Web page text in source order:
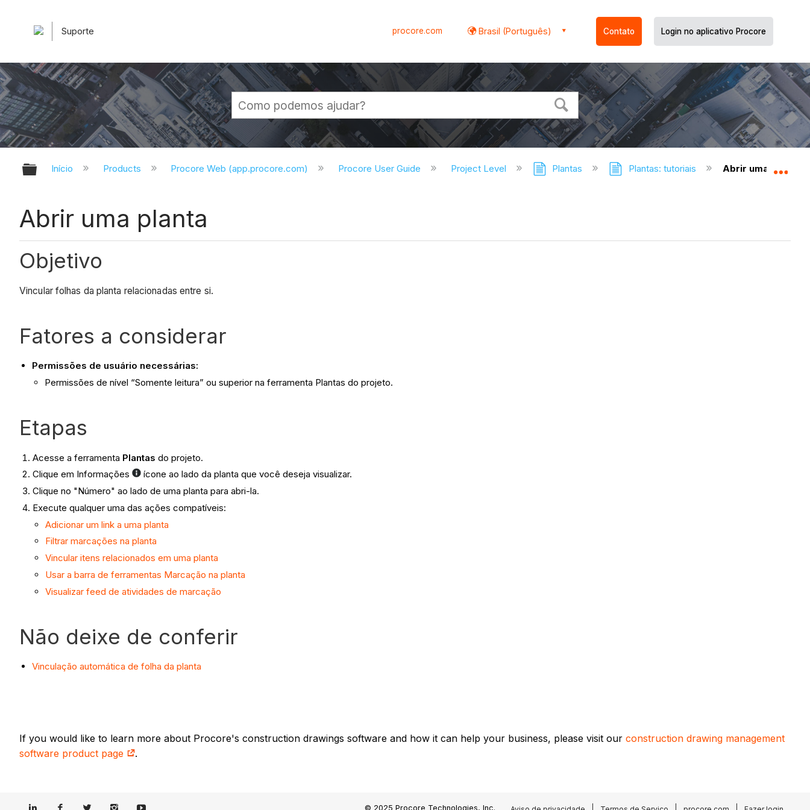
Suporte procore.com Brasil (Português) Contato Login no aplicativo Procore
Expandir/recolher hierarquia global
Início Products Procore Web (app.procore.com) Procore User Guide Project Level Plantas Plantas: tutoriais Abrir uma planta
Abrir uma planta
Objetivo
Vincular folhas da planta relacionadas entre si.
Fatores a considerar​
Permissões de usuário necessárias:
Permissões de nível “Somente leitura” ou superior na ferramenta Plantas do projeto.
Etapas
Acesse a ferramenta Plantas do projeto.
Clique em Informações
ícone ao lado da planta que você deseja visualizar.
Clique no "Número" ao lado de uma planta para abri-la.
Execute qualquer uma das ações compatíveis:
Adicionar um link a uma planta
Filtrar marcações na planta
Vincular itens relacionados em uma planta
Usar a barra de ferramentas Marcação na planta
Visualizar feed de atividades de marcação
Não deixe de conferir
Vinculação automática de folha da planta
If you would like to learn more about Procore's construction drawings software and how it can help your business, please visit our construction drawing management
software product page
.
© 2025 Procore Technologies, Inc.